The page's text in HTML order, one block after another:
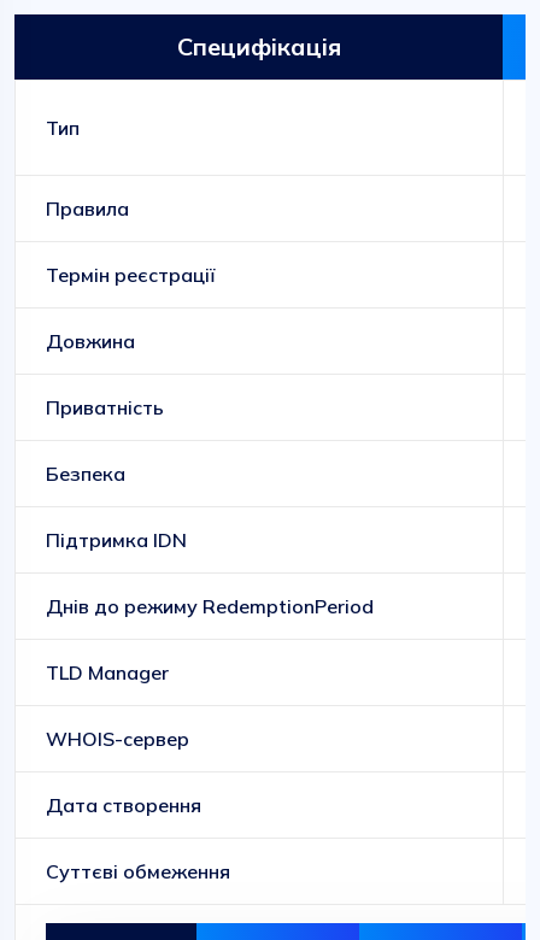
Специфікація
Тип
Правила
Термін реєстрації
Довжина
Приватність
Безпека
Підтримка IDN
Днів до режиму RedemptionPeriod
TLD Manager
WHOIS-сервер
Дата створення
Суттєві обмеження